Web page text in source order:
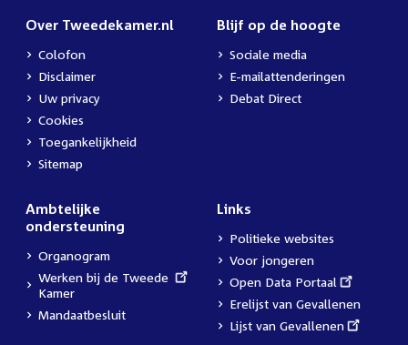
Over Tweedekamer.nl
Colofon
Disclaimer
Uw privacy
Cookies
Toegankelijkheid
Sitemap
Blijf op de hoogte
Sociale media
E-mailattenderingen
Debat Direct
Ambtelijke
ondersteuning
Organogram
External
link:
Werken bij de Tweede
Kamer
Mandaatbesluit
Links
Politieke websites
Voor jongeren
External
link:
Open Data Portaal
Erelijst van Gevallenen
External
Lijst van Gevallenen